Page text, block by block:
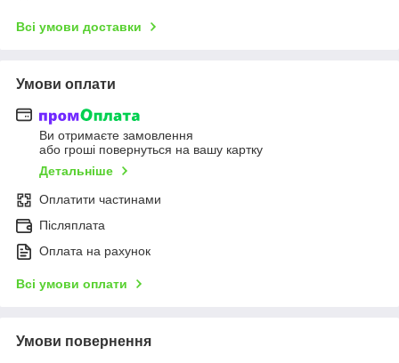
Всі умови доставки
Умови оплати
Ви отримаєте замовлення
або гроші повернуться на вашу картку
Детальніше
Оплатити частинами
Післяплата
Оплата на рахунок
Всі умови оплати
Умови повернення